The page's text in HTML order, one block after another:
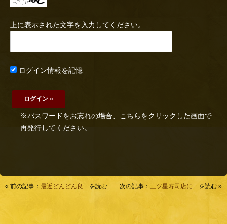
上に表示された文字を入力してください。
ログイン情報を記憶
※パスワードをお忘れの場合、こちらをクリックした画面で
再発行してください。
« 前の記事： 最近どんどん良... を読む 次の記事： 三ツ星寿司店に... を読む »